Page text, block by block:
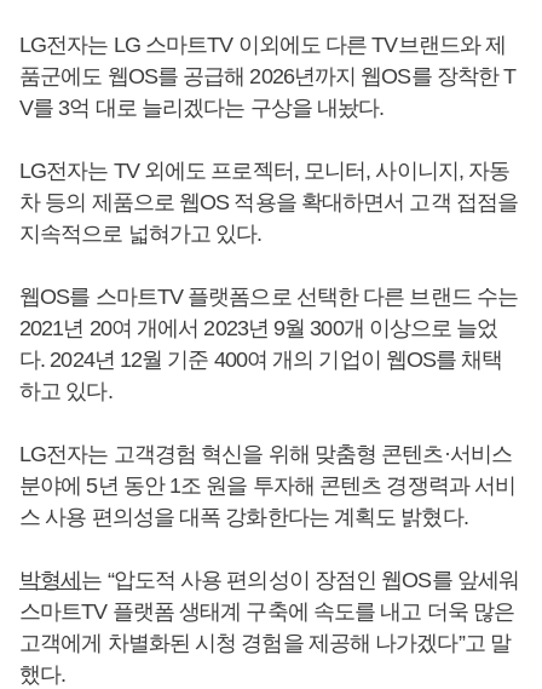
LG전자는 LG 스마트TV 이외에도 다른 TV브랜드와 제
품군에도 웹OS를 공급해 2026년까지 웹OS를 장착한 T
V를 3억 대로 늘리겠다는 구상을 내놨다.
LG전자는 TV 외에도 프로젝터, 모니터, 사이니지, 자동
차 등의 제품으로 웹OS 적용을 확대하면서 고객 접점을
지속적으로 넓혀가고 있다.
웹OS를 스마트TV 플랫폼으로 선택한 다른 브랜드 수는
2021년 20여 개에서 2023년 9월 300개 이상으로 늘었
다. 2024년 12월 기준 400여 개의 기업이 웹OS를 채택
하고 있다.
LG전자는 고객경험 혁신을 위해 맞춤형 콘텐츠·서비스
분야에 5년 동안 1조 원을 투자해 콘텐츠 경쟁력과 서비
스 사용 편의성을 대폭 강화한다는 계획도 밝혔다.
박형세 는 “압도적 사용 편의성이 장점인 웹OS를 앞세워
스마트TV 플랫폼 생태계 구축에 속도를 내고 더욱 많은
고객에게 차별화된 시청 경험을 제공해 나가겠다”고 말
했다.